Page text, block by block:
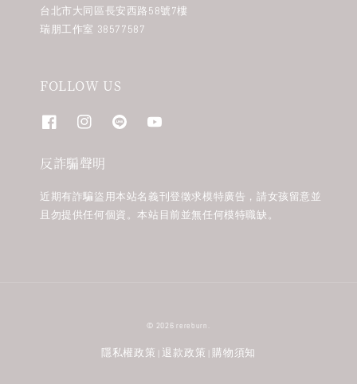
台北市大同區長安西路58號7樓
瑞朋工作室 38577587
FOLLOW US
反詐騙聲明
近期有詐騙盜用本站名義刊登徵求模特廣告，請女孩留意並
且勿提供任何個資。本站目前並無任何模特職缺。
© 2026 rereburn.
隱私權政策 退款政策 購物須知